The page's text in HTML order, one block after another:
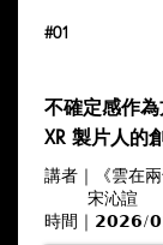
#01
不確定感作為
XR 製片人的
講者｜《雲在
宋沁諠
時間｜𝟮𝟬𝟮𝟲/